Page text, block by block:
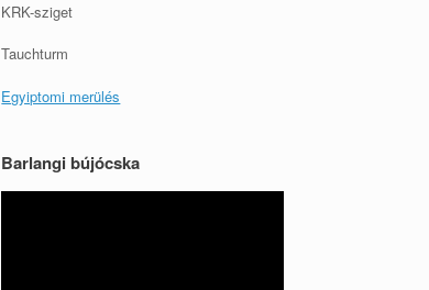
KRK-sziget
Tauchturm
Egyiptomi merülés
Barlangi bújócska